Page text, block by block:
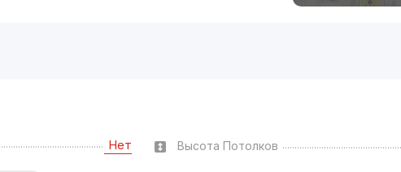
Нет Высота Потолков